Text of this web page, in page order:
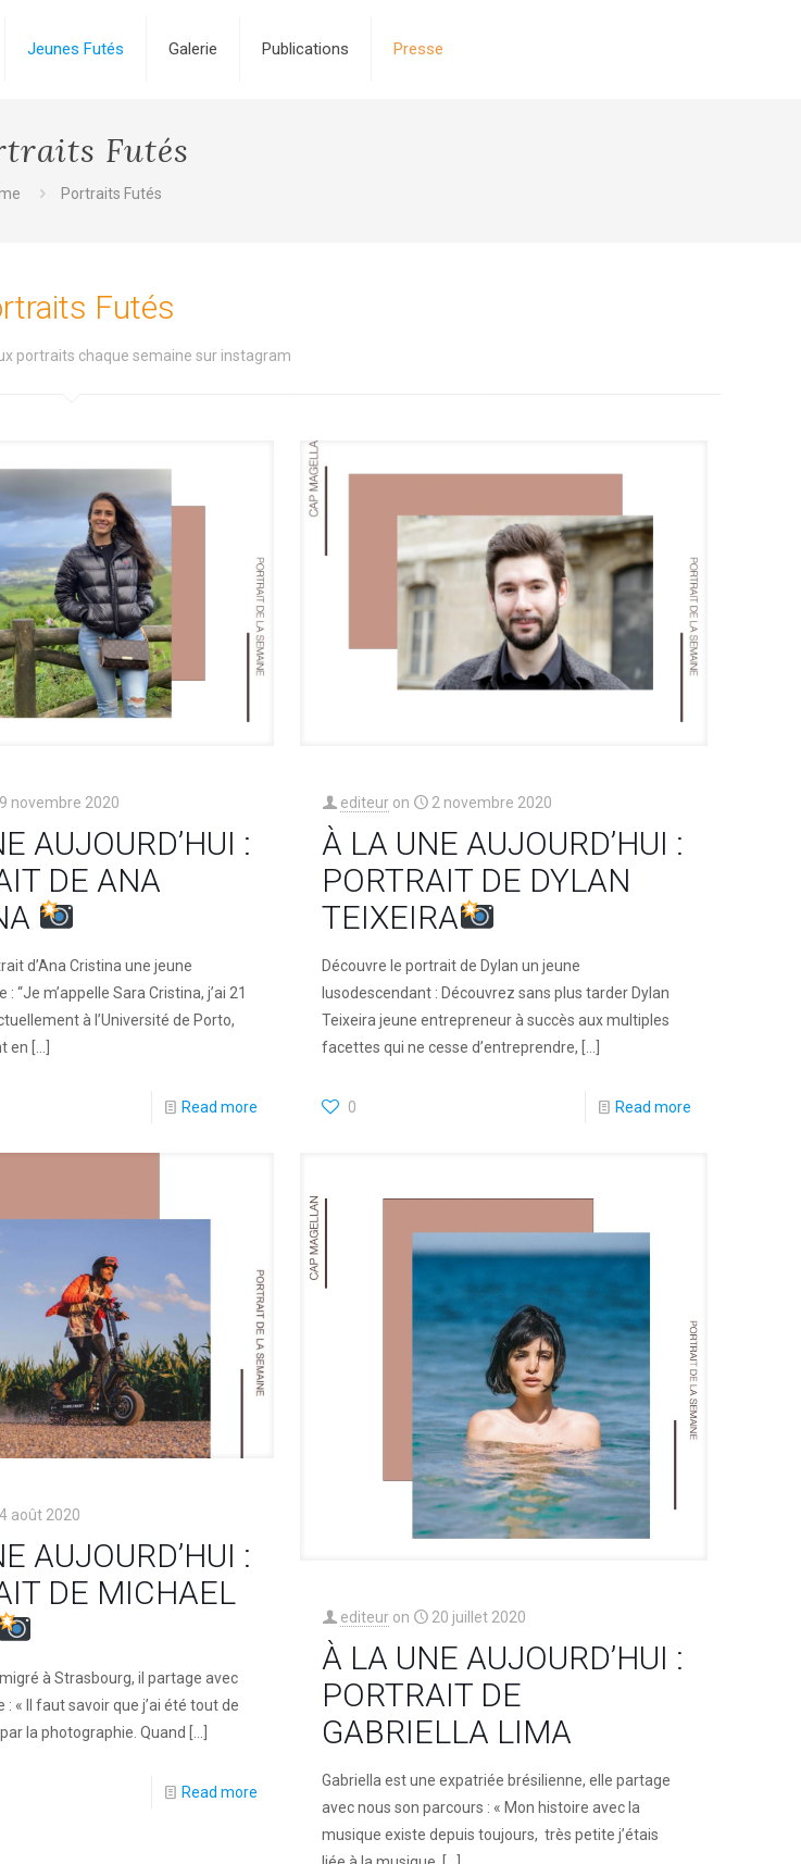
Jeunes Futés Galerie Publications Presse
Futés
Portraits Futés
Futés
portraits chaque semaine sur instagram
9 novembre 2020
AUJOURD’HUI :
DE ANA
d’Ana Cristina une jeune
“Je m’appelle Sara Cristina, j’ai 21
à l’Université de Porto,
en
Read more
editeur on 2 novembre 2020
À LA UNE AUJOURD’HUI :
PORTRAIT DE DYLAN
TEIXEIRA
Découvre le portrait de Dylan un jeune
lusodescendant : Découvrez sans plus tarder Dylan
Teixeira jeune entrepreneur à succès aux multiples
facettes qui ne cesse d’entreprendre,
0 Read more
4 août 2020
AUJOURD’HUI :
DE MICHAEL
à Strasbourg, il partage avec
: « Il faut savoir que j’ai été tout de
la photographie. Quand
Read more
editeur on 20 juillet 2020
À LA UNE AUJOURD’HUI :
PORTRAIT DE
GABRIELLA LIMA
Gabriella est une expatriée brésilienne, elle partage
avec nous son parcours : « Mon histoire avec la
musique existe depuis toujours, très petite j’étais